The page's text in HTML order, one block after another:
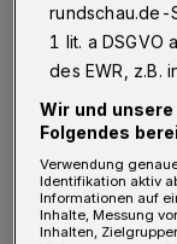
A n reale
als
Müller als
Lasker-
Familien im
rundschau.de-
1 lit. a DSGVO
des EWR, z.B.
Wir und
Folgendes
Verwendung
Identifikation aktiv
Informationen auf
Inhalte, Messung
Inhalten,